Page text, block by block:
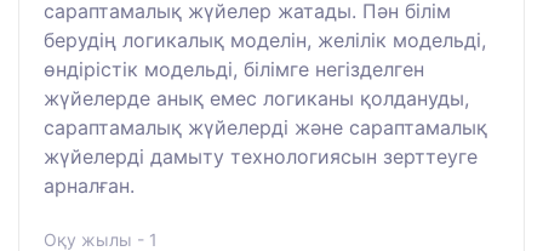
сараптамалық жүйелер жатады. Пән білім
берудің логикалық моделін, желілік модельді,
өндірістік модельді, білімге негізделген
жүйелерде анық емес логиканы қолдануды,
сараптамалық жүйелерді және сараптамалық
жүйелерді дамыту технологиясын зерттеуге
арналған.
Оқу жылы - 1